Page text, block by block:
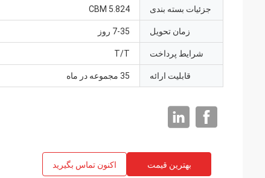
جزئیات بسته بندی 5.824 CBM
زمان تحویل 7-35 روز
شرایط پرداخت T/T
قابلیت ارائه 35 مجموعه در ماه
بهترین قیمت اکنون تماس بگیرید